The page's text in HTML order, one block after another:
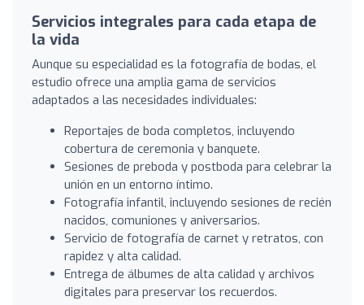
Servicios integrales para cada etapa de
la vida
Aunque su especialidad es la fotografía de bodas, el
estudio ofrece una amplia gama de servicios
adaptados a las necesidades individuales:
Reportajes de boda completos, incluyendo
cobertura de ceremonia y banquete.
Sesiones de preboda y postboda para celebrar la
unión en un entorno íntimo.
Fotografía infantil, incluyendo sesiones de recién
nacidos, comuniones y aniversarios.
Servicio de fotografía de carnet y retratos, con
rapidez y alta calidad.
Entrega de álbumes de alta calidad y archivos
digitales para preservar los recuerdos.